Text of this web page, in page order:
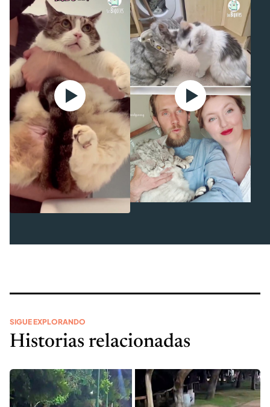
SIGUE EXPLORANDO
Historias relacionadas